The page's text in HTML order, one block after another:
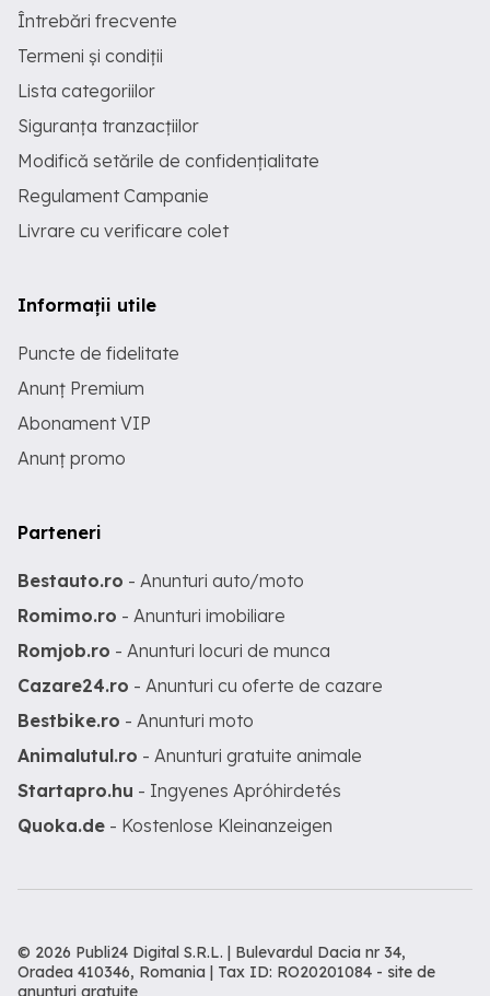
Întrebări frecvente
Termeni și condiții
Lista categoriilor
Siguranța tranzacțiilor
Modifică setările de confidențialitate
Regulament Campanie
Livrare cu verificare colet
Informații utile
Puncte de fidelitate
Anunț Premium
Abonament VIP
Anunț promo
Parteneri
Bestauto.ro - Anunturi auto/moto
Romimo.ro - Anunturi imobiliare
Romjob.ro - Anunturi locuri de munca
Cazare24.ro - Anunturi cu oferte de cazare
Bestbike.ro - Anunturi moto
Animalutul.ro - Anunturi gratuite animale
Startapro.hu - Ingyenes Apróhirdetés
Quoka.de - Kostenlose Kleinanzeigen
© 2026 Publi24 Digital S.R.L. | Bulevardul Dacia nr 34,
Oradea 410346, Romania | Tax ID: RO20201084 - site de
anunturi gratuite